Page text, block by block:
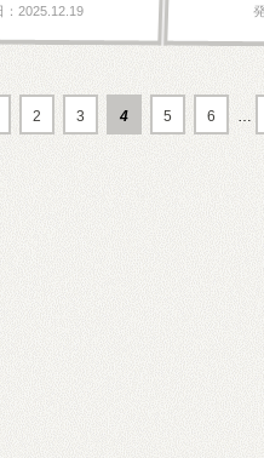
：2025.12.19
2 3 4 5 6 …